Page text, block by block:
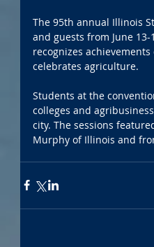
The 95th annual Illinois
and guests from June
recognizes
celebrates agriculture.
Students at the
colleges and
city. The sessions
Murphy of Illinois and